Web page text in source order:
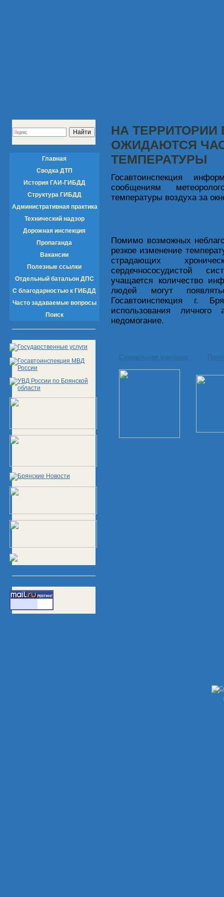
Главная
Сводка ДТП
История ГАИ-ГИБДД
Структура ГИБДД
Административная практика
Технический надзор
Дорожная инспекция
Пропаганда
Вакансии
Полезные ссылки
Отдельный батальон ДПС
С благодарностью к ГИБДД
Часто задаваемые вопросы
Поиск
НА ТЕРРИТОРИИ
ОЖИДАЮТСЯ
ТЕМПЕРАТУРЫ
Госавтоинспекция
сообщениям
температуры воздуха за
Помимо возможных
резкое изменение
страдающих
сердечнососудистой
учащается количество
людей могут
Госавтоинспекция г.
использования личного
недомогание.